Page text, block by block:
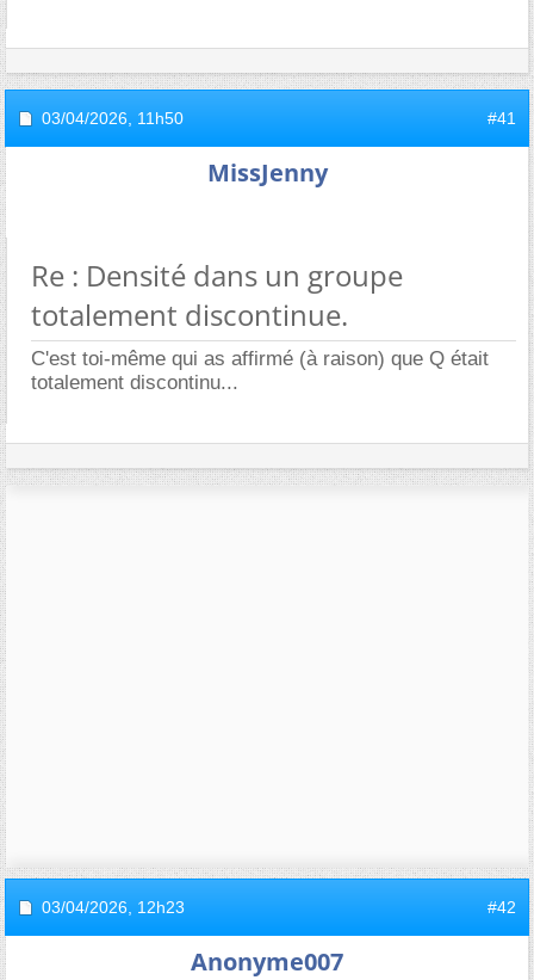
03/04/2026, 11h50 #41
MissJenny
Re : Densité dans un groupe
totalement discontinue.
C'est toi-même qui as affirmé (à raison) que Q était
totalement discontinu...
03/04/2026, 12h23 #42
Anonyme007